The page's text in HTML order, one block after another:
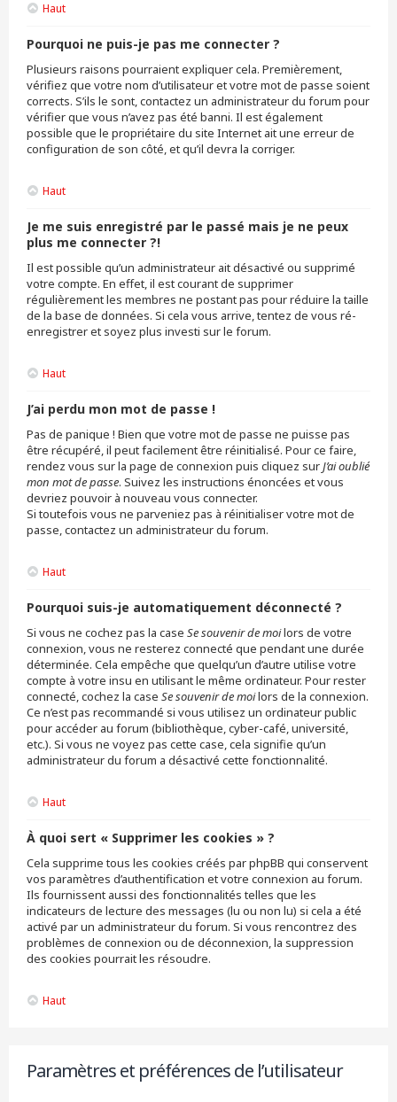
Haut
Pourquoi ne puis-je pas me connecter ?
Plusieurs raisons pourraient expliquer cela. Premièrement,
vérifiez que votre nom d’utilisateur et votre mot de passe soient
corrects. S’ils le sont, contactez un administrateur du forum pour
vérifier que vous n’avez pas été banni. Il est également
possible que le propriétaire du site Internet ait une erreur de
configuration de son côté, et qu’il devra la corriger.
Haut
Je me suis enregistré par le passé mais je ne peux
plus me connecter ?!
Il est possible qu’un administrateur ait désactivé ou supprimé
votre compte. En effet, il est courant de supprimer
régulièrement les membres ne postant pas pour réduire la taille
de la base de données. Si cela vous arrive, tentez de vous ré-
enregistrer et soyez plus investi sur le forum.
Haut
J’ai perdu mon mot de passe !
Pas de panique ! Bien que votre mot de passe ne puisse pas
être récupéré, il peut facilement être réinitialisé. Pour ce faire,
rendez vous sur la page de connexion puis cliquez surJ’ai oublié
mon mot de passe. Suivez les instructions énoncées et vous
devriez pouvoir à nouveau vous connecter.
Si toutefois vous ne parveniez pas à réinitialiser votre mot de
passe, contactez un administrateur du forum.
Haut
Pourquoi suis-je automatiquement déconnecté ?
Si vous ne cochez pas la case Se souvenir de moilors de votre
connexion, vous ne resterez connecté que pendant une durée
déterminée. Cela empêche que quelqu’un d’autre utilise votre
compte à votre insu en utilisant le même ordinateur. Pour rester
connecté, cochez la case Se souvenir de moilors de la connexion.
Ce n’est pas recommandé si vous utilisez un ordinateur public
pour accéder au forum (bibliothèque, cyber-café, université,
etc.). Si vous ne voyez pas cette case, cela signifie qu’un
administrateur du forum a désactivé cette fonctionnalité.
Haut
À quoi sert « Supprimer les cookies » ?
Cela supprime tous les cookies créés par phpBB qui conservent
vos paramètres d’authentification et votre connexion au forum.
Ils fournissent aussi des fonctionnalités telles que les
indicateurs de lecture des messages (lu ou non lu) si cela a été
activé par un administrateur du forum. Si vous rencontrez des
problèmes de connexion ou de déconnexion, la suppression
des cookies pourrait les résoudre.
Haut
Paramètres et préférences de l’utilisateur